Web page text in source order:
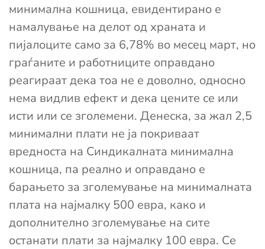
минимална кошница, евидентирано е
намалување на делот од храната и
пијалоците само за 6,78% во месец март, но
граѓаните и работниците оправдано
реагираат дека тоа не е доволно, односно
нема видлив ефект и дека цените се или
исти или се зголемени. Денеска, за жал 2,5
минимални плати не ја покриваат
вредноста на Синдикалната минимална
кошница, па реално и оправдано е
барањето за зголемување на минималната
плата на најмалку 500 евра, како и
дополнително зголемување на сите
останати плати за најмалку 100 евра. Се